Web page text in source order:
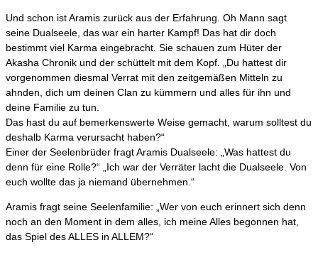
Und schon ist Aramis zurück aus der Erfahrung. Oh Mann sagt
seine Dualseele, das war ein harter Kampf! Das hat dir doch
bestimmt viel Karma eingebracht. Sie schauen zum Hüter der
Akasha Chronik und der schüttelt mit dem Kopf. „Du hattest dir
vorgenommen diesmal Verrat mit den zeitgemäßen Mitteln zu
ahnden, dich um deinen Clan zu kümmern und alles für ihn und
deine Familie zu tun.
Das hast du auf bemerkenswerte Weise gemacht, warum solltest du
deshalb Karma verursacht haben?“
Einer der Seelenbrüder fragt Aramis Dualseele: „Was hattest du
denn für eine Rolle?“ „Ich war der Verräter lacht die Dualseele. Von
euch wollte das ja niemand übernehmen.“
Aramis fragt seine Seelenfamilie: „Wer von euch erinnert sich denn
noch an den Moment in dem alles, ich meine Alles begonnen hat,
das Spiel des ALLES in ALLEM?“